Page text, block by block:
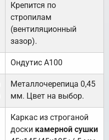
Крепится по
стропилам
(вентиляционный
зазор).
Ондутис А100
Металлочерепица 0,45
мм. Цвет на выбор.
Каркас из строганой
доски камерной сушки